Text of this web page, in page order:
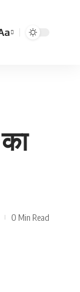
0 Min Read